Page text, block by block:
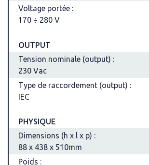
Voltage portée :
170 ÷ 280 V
OUTPUT
Tension nominale (output) :
230 Vac
Type de raccordement (output) :
IEC
PHYSIQUE
Dimensions (h x l x p) :
88 x 438 x 510mm
Poids :